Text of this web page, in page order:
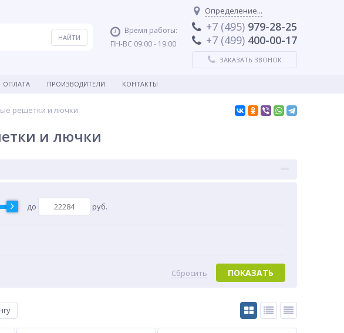
Время работы:
ПН-ВС 09:00 - 19:00
Определение...
+7 (495) 979-28-25
+7 (499) 400-00-17
ЗАКАЗАТЬ ЗВОНОК
ОПЛАТА ПРОИЗВОДИТЕЛИ КОНТАКТЫ
решетки и лючки
и лючки
до руб.
ПОКАЗАТЬ
Сбросить